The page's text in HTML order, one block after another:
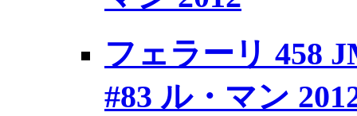
フェラーリ 458
#83 ル・マン